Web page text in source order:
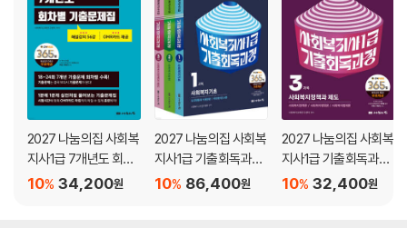
2027 나눔의집 사회복
지사1급 7개년도 회차
별 기출문제집
34,200원
10%
2027 나눔의집 사회복
지사1급 기출회독과정
세트 86,400원
10%
2027 나눔의집 사회복
지사1급 기출회독과정
3과목 사회복지정책과
32,400원
10%